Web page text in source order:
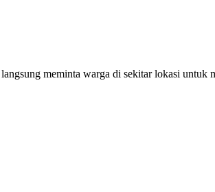
meminta warga di sekitar lokasi untuk